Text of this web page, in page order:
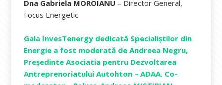
Dna Gabriela MOROIANU – Director General,
Focus Energetic
Gala InvesTenergy dedicată Specialiștilor din
Energie a fost moderată de Andreea Negru,
Președinte Asociatia pentru Dezvoltarea
Antreprenoriatului Autohton – ADAA. Co-